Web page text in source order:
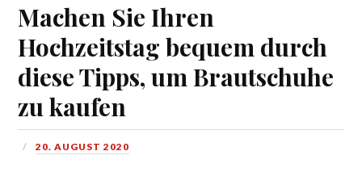
Machen Sie Ihren
Hochzeitstag bequem durch
diese Tipps, um Brautschuhe
zu kaufen
20. AUGUST 2020